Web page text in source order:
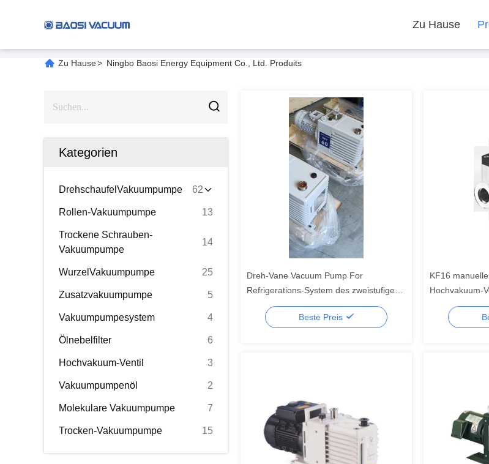
Zu Hause
Zu Hause> Ningbo Baosi Energy Equipment Co., Ltd. Produits
Kategorien
DrehschaufelVakuumpumpe 62
Rollen-Vakuumpumpe 13
Trockene Schrauben-
Vakuumpumpe
14
WurzelVakuumpumpe 25
Zusatzvakuumpumpe 5
Vakuumpumpesystem 4
Ölnebelfilter 6
Hochvakuum-Ventil 3
Vakuumpumpenöl 2
Molekulare Vakuumpumpe 7
Trocken-Vakuumpumpe 15
Dreh-Vane Vacuum Pump For
Refrigerations-System des zweistufigen
Öl-60m3/H
Beste Preis
KF16
Hochvakuum-
GD-J16B